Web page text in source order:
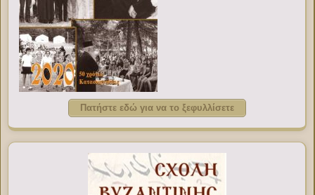
Πατήστε εδώ για να το ξεφυλλίσετε